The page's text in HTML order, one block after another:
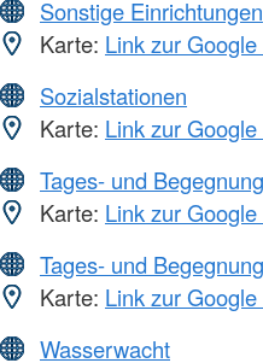
Sonstige Einrichtungen
Karte: Link zur
Sozialstationen
Karte: Link zur
Tages- und
Karte: Link zur
Tages- und
Karte: Link zur
Wasserwacht